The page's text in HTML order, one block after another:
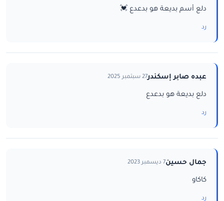
دلع أسم بديعة هو بدعدع 💓
رد
عبده صابر إسكندر27 سبتمبر 2025
دلع بديعة هو بدعدع
رد
جمال حسين7 ديسمبر 2023
كاكاو
رد